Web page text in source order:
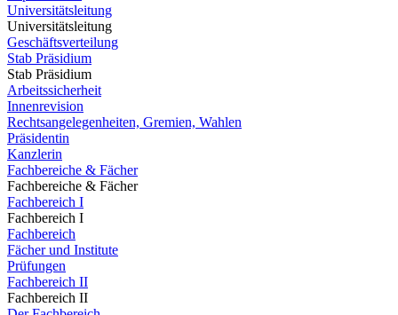
Universitätsleitung
Universitätsleitung
Geschäftsverteilung
Stab Präsidium
Stab Präsidium
Arbeitssicherheit
Innenrevision
Rechtsangelegenheiten, Gremien, Wahlen
Präsidentin
Kanzlerin
Fachbereiche & Fächer
Fachbereiche & Fächer
Fachbereich I
Fachbereich I
Fachbereich
Fächer und Institute
Prüfungen
Fachbereich II
Fachbereich II